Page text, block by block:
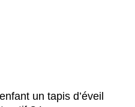
un tapis d’éveil